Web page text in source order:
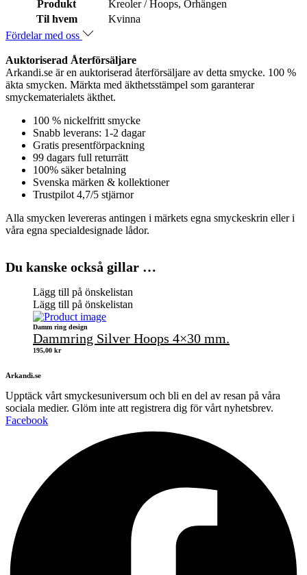
Produkt
Kreoler / Hoops, Örhängen
Til hvem
Kvinna
Fördelar med oss
Auktoriserad Återförsäljare
Arkandi.se är en auktoriserad återförsäljare av detta smycke. 100 %
äkta smycken. Märkta med äkthetsstämpel som garanterar
smyckematerialets äkthet.
100 % nickelfritt smycke
Snabb leverans: 1-2 dagar
Gratis presentförpackning
99 dagars full returrätt
100% säker betalning
Svenska märken & kollektioner
Trustpilot 4,7/5 stjärnor
Alla smycken levereras antingen i märkets egna smyckeskrin eller i
våra egna specialdesignade lådor.
Du kanske också gillar …
Lägg till på önskelistan
Lägg till på önskelistan
Damm ring design
Dammring Silver Hoops 4×30 mm.
195,00 kr
Arkandi.se
Upptäck vårt smyckesuniversum och bli en del av resan på våra
sociala medier. Glöm inte att registrera dig för vårt nyhetsbrev.
Facebook